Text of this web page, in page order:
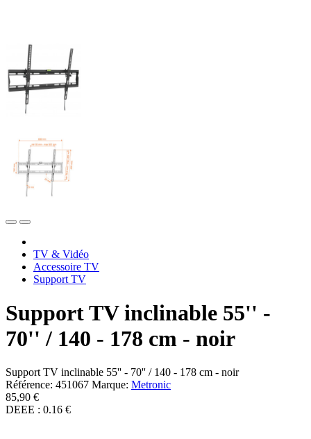
TV & Vidéo
Accessoire TV
Support TV
Support TV inclinable 55'' -
70'' / 140 - 178 cm - noir
Support TV inclinable 55'' - 70'' / 140 - 178 cm - noir
Référence: 451067 Marque: Metronic
85,90 €
DEEE : 0.16 €